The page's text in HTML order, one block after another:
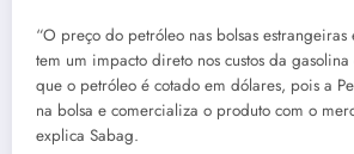
“O preço do petróleo nas bolsas estrangeiras
tem um impacto direto nos custos da
que o petróleo é cotado em dólares, pois a
na bolsa e comercializa o produto com o
explica Sabag.